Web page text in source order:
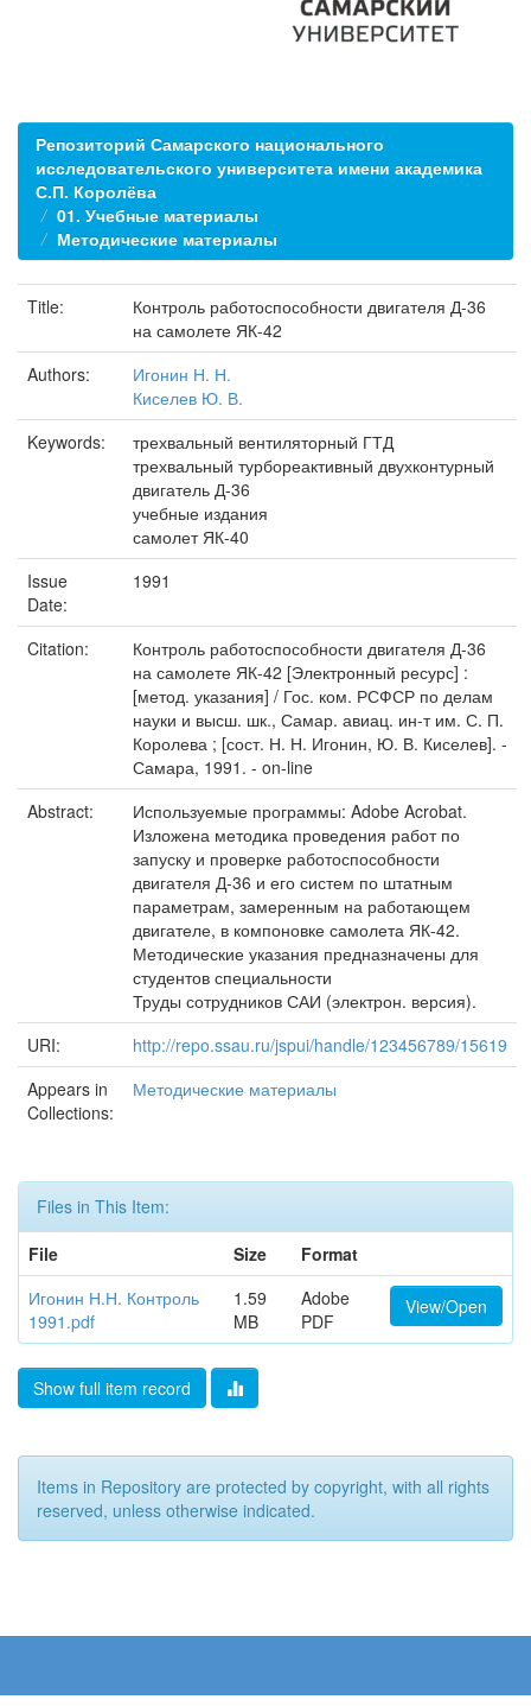
Репозиторий Самарского национального
исследовательского университета имени академика
С.П. Королёва
01. Учебные материалы
Методические материалы
Title:
Контроль работоспособности двигателя Д-36
на самолете ЯК-42
Authors:
Игонин Н. Н.
Киселев Ю. В.
Keywords:
трехвальный вентиляторный ГТД
трехвальный турбореактивный двухконтурный
двигатель Д-36
учебные издания
самолет ЯК-40
Issue
Date:
1991
Citation:
Контроль работоспособности двигателя Д-36
на самолете ЯК-42 [Электронный ресурс] :
[метод. указания] / Гос. ком. РСФСР по делам
науки и высш. шк., Самар. авиац. ин-т им. С. П.
Королева ; [сост. Н. Н. Игонин, Ю. В. Киселев]. -
Самара, 1991. - on-line
Abstract:
Используемые программы: Adobe Acrobat.
Изложена методика проведения работ по
запуску и проверке работоспособности
двигателя Д-36 и его систем по штатным
параметрам, замеренным на работающем
двигателе, в компоновке самолета ЯК-42.
Методические указания предназначены для
студентов специальности
Труды сотрудников САИ (электрон. версия).
URI:
http://repo.ssau.ru/jspui/handle/123456789/15619
Appears in
Collections:
Методические материалы
Files in This Item:
File
Size
Format
Игонин Н.Н. Контроль
1991.pdf
1.59
MB
Adobe
PDF
View/Open
Show full item record
Items in Repository are protected by copyright, with all rights
reserved, unless otherwise indicated.